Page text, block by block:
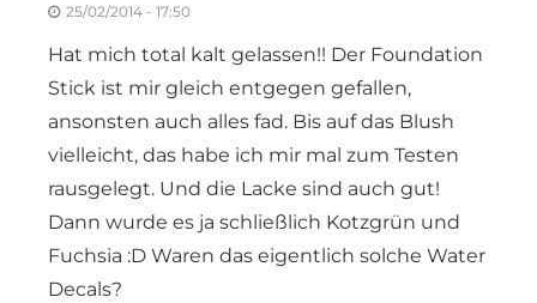
25/02/2014 - 17:50
Hat mich total kalt gelassen!! Der Foundation
Stick ist mir gleich entgegen gefallen,
ansonsten auch alles fad. Bis auf das Blush
vielleicht, das habe ich mir mal zum Testen
rausgelegt. Und die Lacke sind auch gut!
Dann wurde es ja schließlich Kotzgrün und
Fuchsia :D Waren das eigentlich solche Water
Decals?